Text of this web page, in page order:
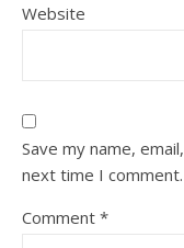
Website
Save my name,
next time I comment.
Comment *